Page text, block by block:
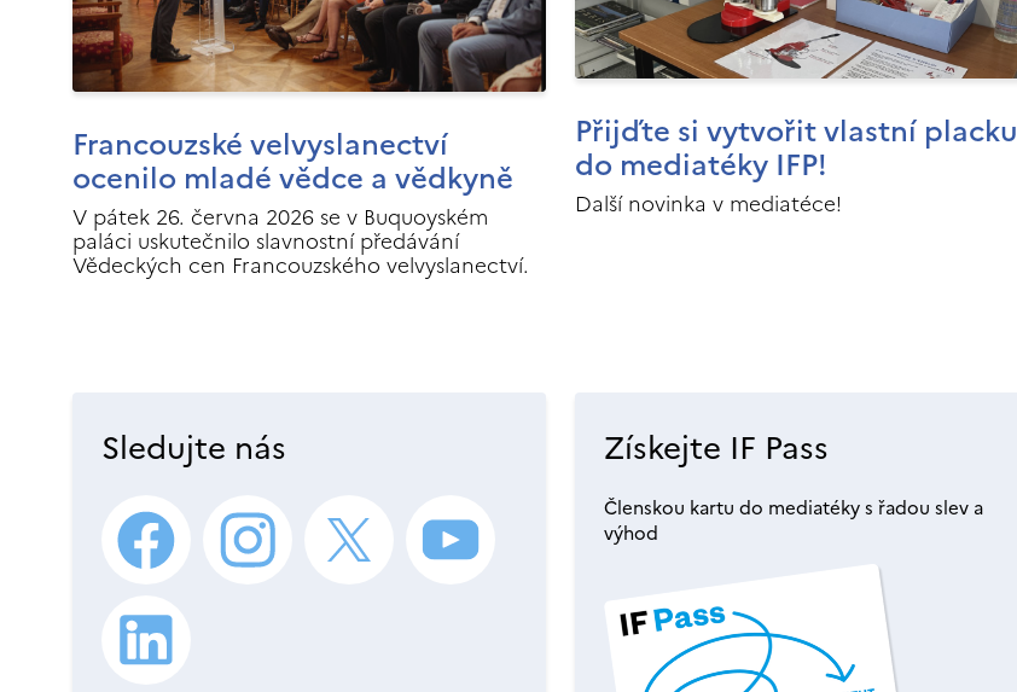
Francouzské velvyslanectví
ocenilo mladé vědce a vědkyně
V pátek 26. června 2026 se v Buquoyském
paláci uskutečnilo slavnostní předávání
Vědeckých cen Francouzského velvyslanectví.
Přijďte si vytvořit vlastní placku
do mediatéky IFP!
Další novinka v mediatéce!
Sledujte nás Získejte IF Pass
Členskou kartu do mediatéky s řadou slev a
výhod